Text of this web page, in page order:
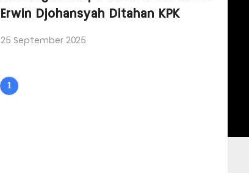
Erwin Djohansyah Ditahan KPK
25 September 2025
1